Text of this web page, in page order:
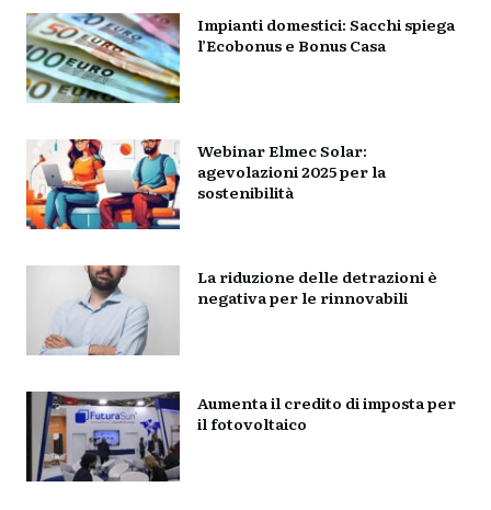
Impianti domestici: Sacchi spiega
l’Ecobonus e Bonus Casa
Webinar Elmec Solar:
agevolazioni 2025 per la
sostenibilità
La riduzione delle detrazioni è
negativa per le rinnovabili
Aumenta il credito di imposta per
il fotovoltaico